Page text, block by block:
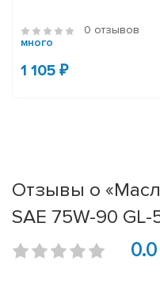
0 отзывов
много
1 105 ₽
Отзывы о
SAE 75W-90 GL-
0.0